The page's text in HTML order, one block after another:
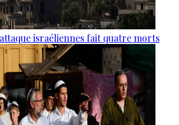
israéliennes fait quatre morts